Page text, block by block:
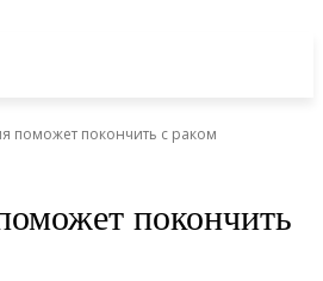
поможет покончить с раком
покончить